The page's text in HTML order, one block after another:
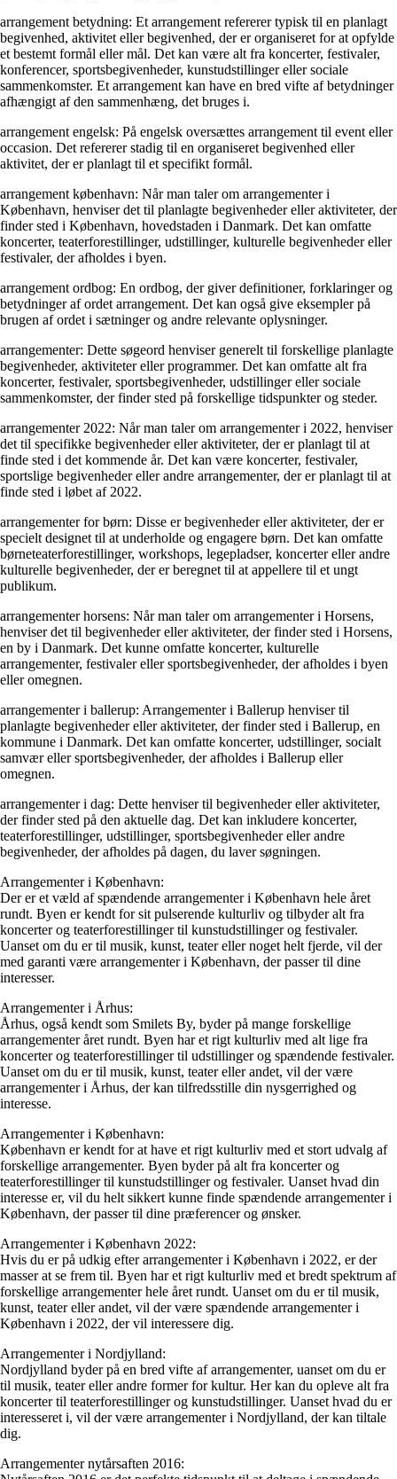
arrangement betydning: Et arrangement refererer typisk til en planlagt
begivenhed, aktivitet eller begivenhed, der er organiseret for at opfylde
et bestemt formål eller mål. Det kan være alt fra koncerter, festivaler,
konferencer, sportsbegivenheder, kunstudstillinger eller sociale
sammenkomster. Et arrangement kan have en bred vifte af betydninger
afhængigt af den sammenhæng, det bruges i.
arrangement engelsk: På engelsk oversættes arrangement til event eller
occasion. Det refererer stadig til en organiseret begivenhed eller
aktivitet, der er planlagt til et specifikt formål.
arrangement københavn: Når man taler om arrangementer i
København, henviser det til planlagte begivenheder eller aktiviteter, der
finder sted i København, hovedstaden i Danmark. Det kan omfatte
koncerter, teaterforestillinger, udstillinger, kulturelle begivenheder eller
festivaler, der afholdes i byen.
arrangement ordbog: En ordbog, der giver definitioner, forklaringer og
betydninger af ordet arrangement. Det kan også give eksempler på
brugen af ordet i sætninger og andre relevante oplysninger.
arrangementer: Dette søgeord henviser generelt til forskellige planlagte
begivenheder, aktiviteter eller programmer. Det kan omfatte alt fra
koncerter, festivaler, sportsbegivenheder, udstillinger eller sociale
sammenkomster, der finder sted på forskellige tidspunkter og steder.
arrangementer 2022: Når man taler om arrangementer i 2022, henviser
det til specifikke begivenheder eller aktiviteter, der er planlagt til at
finde sted i det kommende år. Det kan være koncerter, festivaler,
sportslige begivenheder eller andre arrangementer, der er planlagt til at
finde sted i løbet af 2022.
arrangementer for børn: Disse er begivenheder eller aktiviteter, der er
specielt designet til at underholde og engagere børn. Det kan omfatte
børneteaterforestillinger, workshops, legepladser, koncerter eller andre
kulturelle begivenheder, der er beregnet til at appellere til et ungt
publikum.
arrangementer horsens: Når man taler om arrangementer i Horsens,
henviser det til begivenheder eller aktiviteter, der finder sted i Horsens,
en by i Danmark. Det kunne omfatte koncerter, kulturelle
arrangementer, festivaler eller sportsbegivenheder, der afholdes i byen
eller omegnen.
arrangementer i ballerup: Arrangementer i Ballerup henviser til
planlagte begivenheder eller aktiviteter, der finder sted i Ballerup, en
kommune i Danmark. Det kan omfatte koncerter, udstillinger, socialt
samvær eller sportsbegivenheder, der afholdes i Ballerup eller
omegnen.
arrangementer i dag: Dette henviser til begivenheder eller aktiviteter,
der finder sted på den aktuelle dag. Det kan inkludere koncerter,
teaterforestillinger, udstillinger, sportsbegivenheder eller andre
begivenheder, der afholdes på dagen, du laver søgningen.
Arrangementer i København:
Der er et væld af spændende arrangementer i København hele året
rundt. Byen er kendt for sit pulserende kulturliv og tilbyder alt fra
koncerter og teaterforestillinger til kunstudstillinger og festivaler.
Uanset om du er til musik, kunst, teater eller noget helt fjerde, vil der
med garanti være arrangementer i København, der passer til dine
interesser.
Arrangementer i Århus:
Århus, også kendt som Smilets By, byder på mange forskellige
arrangementer året rundt. Byen har et rigt kulturliv med alt lige fra
koncerter og teaterforestillinger til udstillinger og spændende festivaler.
Uanset om du er til musik, kunst, teater eller andet, vil der være
arrangementer i Århus, der kan tilfredsstille din nysgerrighed og
interesse.
Arrangementer i København:
København er kendt for at have et rigt kulturliv med et stort udvalg af
forskellige arrangementer. Byen byder på alt fra koncerter og
teaterforestillinger til kunstudstillinger og festivaler. Uanset hvad din
interesse er, vil du helt sikkert kunne finde spændende arrangementer i
København, der passer til dine præferencer og ønsker.
Arrangementer i København 2022:
Hvis du er på udkig efter arrangementer i København i 2022, er der
masser at se frem til. Byen har et rigt kulturliv med et bredt spektrum af
forskellige arrangementer hele året rundt. Uanset om du er til musik,
kunst, teater eller andet, vil der være spændende arrangementer i
København i 2022, der vil interessere dig.
Arrangementer i Nordjylland:
Nordjylland byder på en bred vifte af arrangementer, uanset om du er
til musik, teater eller andre former for kultur. Her kan du opleve alt fra
koncerter til teaterforestillinger og kunstudstillinger. Uanset hvad du er
interesseret i, vil der være arrangementer i Nordjylland, der kan tiltale
dig.
Arrangementer nytårsaften 2016: